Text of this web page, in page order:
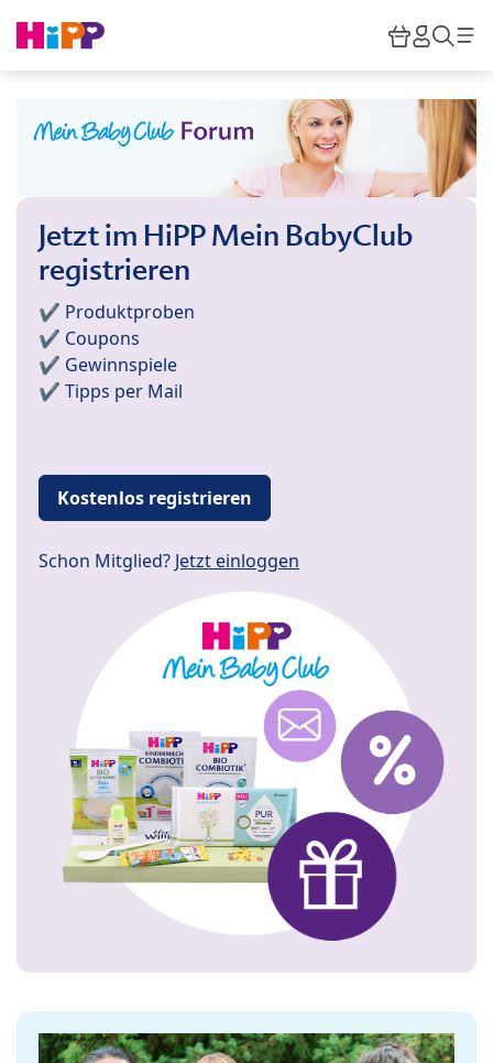
HiPP
Jetzt im HiPP Mein BabyClub
registrieren
✔️ Produktproben
✔️ Coupons
✔️ Gewinnspiele
✔️ Tipps per Mail
Kostenlos registrieren
Schon Mitglied? Jetzt einloggen